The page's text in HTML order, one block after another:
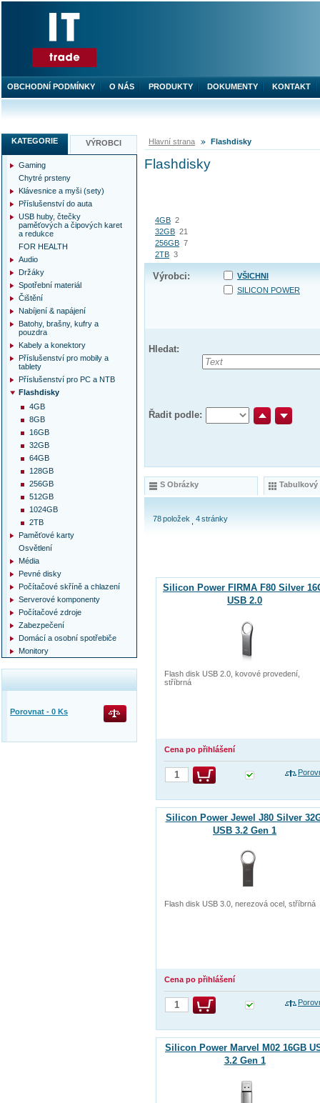
Hlavní strana Flashdisky
Flashdisky
4GB 2
32GB 21
256GB 7
2TB 3
Výrobci:
VŠICHNI
SILICON POWER
Hledat:
Řadit podle:
S Obrázky Tabulkový
78položek 4stránky
Silicon Power FIRMA F80 Silver
USB 2.0
Flash disk USB 2.0, kovové provedení,
stříbrná
Cena po přihlášení
Silicon Power Jewel J80 Silver
USB 3.2 Gen 1
Flash disk USB 3.0, nerezová ocel, stříbrná
Cena po přihlášení
Silicon Power Marvel M02 16GB
3.2 Gen 1
KATEGORIE VÝROBCI
Gaming
Chytré prsteny
Klávesnice a myši (sety)
Příslušenství do auta
USB huby, čtečky
paměťových a čipových karet
a redukce
FOR HEALTH
Audio
Držáky
Spotřební materiál
Čištění
Nabíjení & napájení
Batohy, brašny, kufry a
pouzdra
Kabely a konektory
Příslušenství pro mobily a
tablety
Příslušenství pro PC a NTB
Flashdisky
4GB
8GB
16GB
32GB
64GB
128GB
256GB
512GB
1024GB
2TB
Paměťové karty
Osvětlení
Média
Pevné disky
Počítačové skříně a chlazení
Serverové komponenty
Počítačové zdroje
Zabezpečení
Domácí a osobní spotřebiče
Monitory
Porovnat - 0 Ks
OBCHODNÍ PODMÍNKY O NÁS PRODUKTY DOKUMENTY KONTAKT